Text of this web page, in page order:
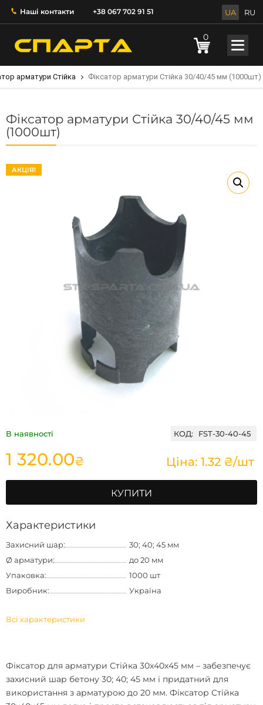
Наші контакти +38 067 702 91 51 UA RU
0
арматури Стійка Фіксатор арматури Стійка 30/40/45 мм (1000шт)
Фіксатор арматури Стійка 30/40/45 мм
(1000шт)
АКЦІЯ!
В наявності КОД: FST-30-40-45
1 320.00₴ Ціна: 1.32 ₴/шт
КУПИТИ
Характеристики
Захисний шар:
30; 40; 45 мм
Ø арматури:
до 20 мм
Упаковка:
1000 шт
Виробник:
Україна
Всі характеристики
Фіксатор для арматури Стійка 30х40х45 мм – забезпечує
захисний шар бетону 30; 40; 45 мм і придатний для
використання з арматурою до 20 мм. Фіксатор Стійка